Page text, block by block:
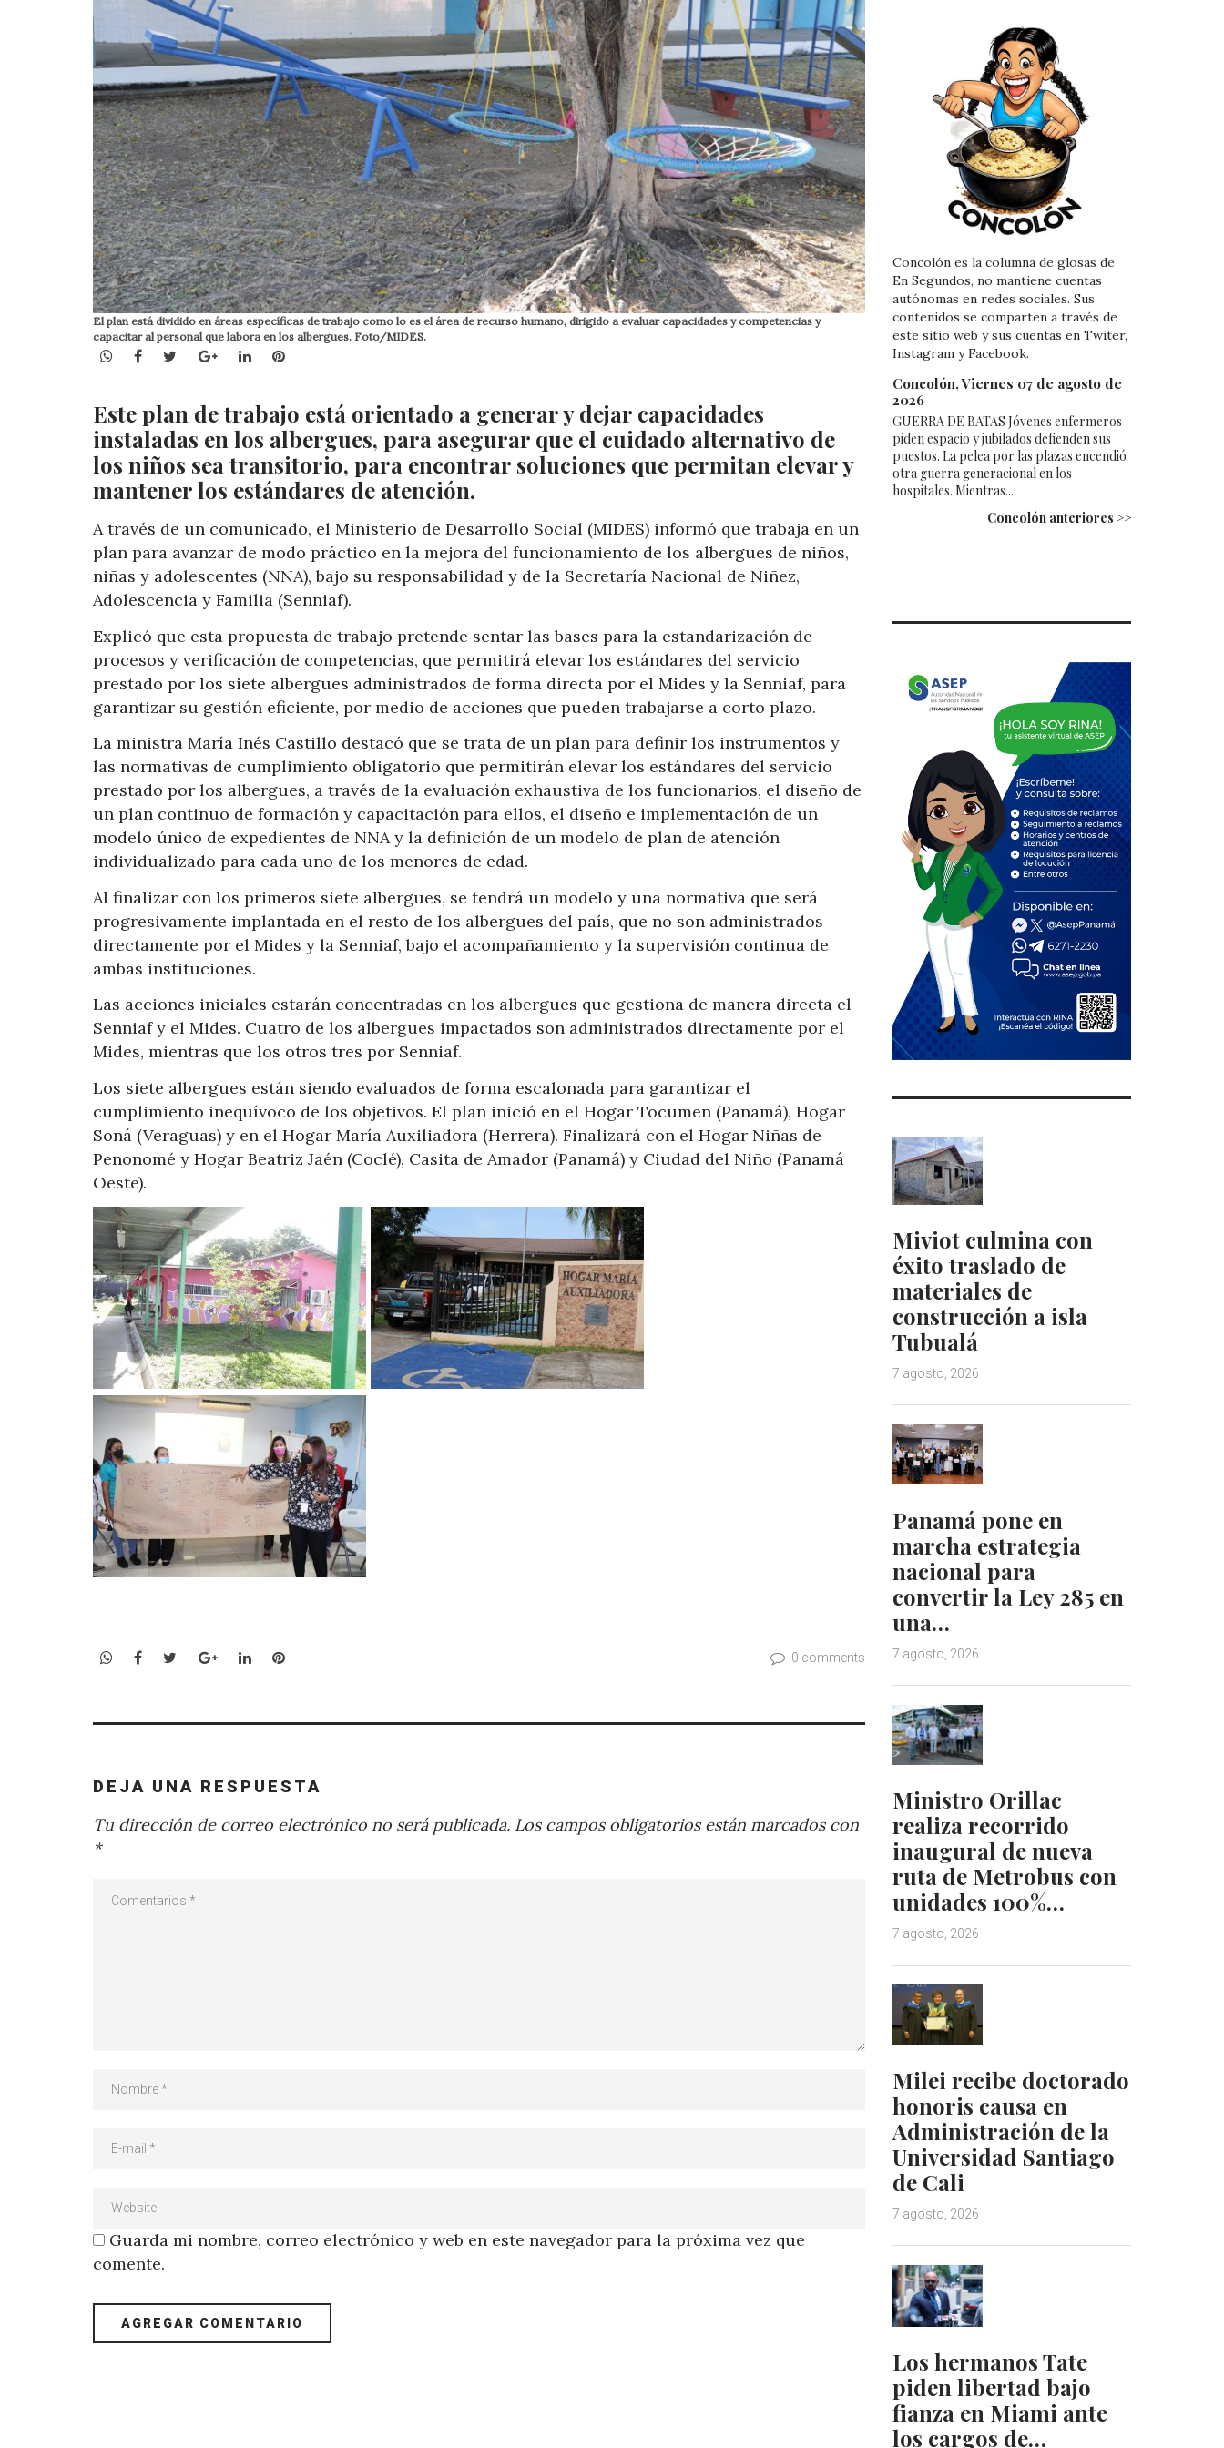
El plan está dividido en áreas específicas de trabajo como lo es el área de recurso humano, dirigido a evaluar capacidades y competencias y
capacitar al personal que labora en los albergues. Foto/MIDES.
WhatsApp
Facebook
TwitterGoogle+LinkedInPinterest
Este plan de trabajo está orientado a generar y dejar capacidades
instaladas en los albergues, para asegurar que el cuidado alternativo de
los niños sea transitorio, para encontrar soluciones que permitan elevar y
mantener los estándares de atención.
A través de un comunicado, el Ministerio de Desarrollo Social (MIDES) informó que trabaja en un
plan para avanzar de modo práctico en la mejora del funcionamiento de los albergues de niños,
niñas y adolescentes (NNA), bajo su responsabilidad y de la Secretaría Nacional de Niñez,
Adolescencia y Familia (Senniaf).
Explicó que esta propuesta de trabajo pretende sentar las bases para la estandarización de
procesos y verificación de competencias, que permitirá elevar los estándares del servicio
prestado por los siete albergues administrados de forma directa por el Mides y la Senniaf, para
garantizar su gestión eficiente, por medio de acciones que pueden trabajarse a corto plazo.
La ministra María Inés Castillo destacó que se trata de un plan para definir los instrumentos y
las normativas de cumplimiento obligatorio que permitirán elevar los estándares del servicio
prestado por los albergues, a través de la evaluación exhaustiva de los funcionarios, el diseño de
un plan continuo de formación y capacitación para ellos, el diseño e implementación de un
modelo único de expedientes de NNA y la definición de un modelo de plan de atención
individualizado para cada uno de los menores de edad.
Al finalizar con los primeros siete albergues, se tendrá un modelo y una normativa que será
progresivamente implantada en el resto de los albergues del país, que no son administrados
directamente por el Mides y la Senniaf, bajo el acompañamiento y la supervisión continua de
ambas instituciones.
Las acciones iniciales estarán concentradas en los albergues que gestiona de manera directa el
Senniaf y el Mides. Cuatro de los albergues impactados son administrados directamente por el
Mides, mientras que los otros tres por Senniaf.
Los siete albergues están siendo evaluados de forma escalonada para garantizar el
cumplimiento inequívoco de los objetivos. El plan inició en el Hogar Tocumen (Panamá), Hogar
Soná (Veraguas) y en el Hogar María Auxiliadora (Herrera). Finalizará con el Hogar Niñas de
Penonomé y Hogar Beatriz Jaén (Coclé), Casita de Amador (Panamá) y Ciudad del Niño (Panamá
Oeste).
WhatsApp
Facebook
TwitterGoogle+LinkedInPinterest 0 comments
DEJA UNA RESPUESTA
Tu dirección de correo electrónico no será publicada. Los campos obligatorios están marcados con
*
Guarda mi nombre, correo electrónico y web en este navegador para la próxima vez que
comente.
Concolón es la columna de glosas de
En Segundos, no mantiene cuentas
autónomas en redes sociales. Sus
contenidos se comparten a través de
este sitio web y sus cuentas en Twiter,
Instagram y Facebook.
Concolón, Viernes 07 de agosto de
2026
GUERRA DE BATAS Jóvenes enfermeros
piden espacio y jubilados defienden sus
puestos. La pelea por las plazas encendió
otra guerra generacional en los
hospitales. Mientras...
Concolón anteriores >>
Miviot culmina con
éxito traslado de
materiales de
construcción a isla
Tubualá
7 agosto, 2026
Panamá pone en
marcha estrategia
nacional para
convertir la Ley 285 en
una…
7 agosto, 2026
Ministro Orillac
realiza recorrido
inaugural de nueva
ruta de Metrobus con
unidades 100%…
7 agosto, 2026
Milei recibe doctorado
honoris causa en
Administración de la
Universidad Santiago
de Cali
7 agosto, 2026
Los hermanos Tate
piden libertad bajo
fianza en Miami ante
los cargos de…